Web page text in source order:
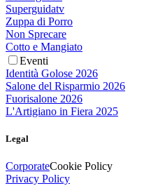
Superguidatv
Zuppa di Porro
Non Sprecare
Cotto e Mangiato
Eventi
Identità Golose 2026
Salone del Risparmio 2026
Fuorisalone 2026
L'Artigiano in Fiera 2025
Legal
CorporateCookie Policy
Privacy Policy